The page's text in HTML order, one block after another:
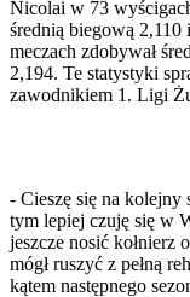
Nicolai w 73
średnią biegową
meczach zdobywał
2,194. Te statystyki
zawodnikiem 1. Ligi
- Cieszę się na kolejny
tym lepiej czuję się w
jeszcze nosić kołnierz
mógł ruszyć z pełną
kątem następnego